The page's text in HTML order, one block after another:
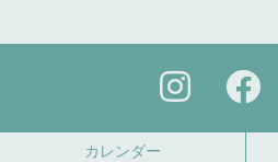
カレンダー